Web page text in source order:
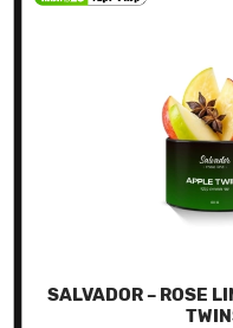
SALVADOR – ROSE